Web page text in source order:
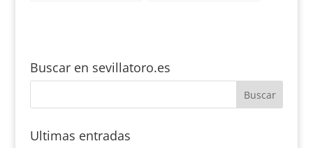
Buscar en sevillatoro.es
Ultimas entradas